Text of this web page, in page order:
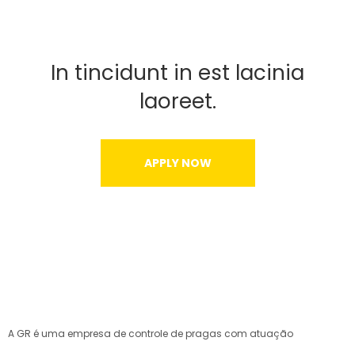
In tincidunt in est lacinia
laoreet.
APPLY NOW
A GR é uma empresa de controle de pragas com atuação